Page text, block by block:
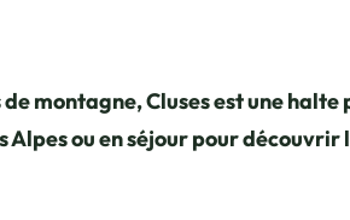
montagne, Cluses est une
Alpes ou en séjour pour